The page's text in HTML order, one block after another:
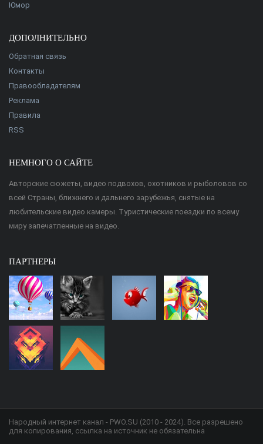
Юмор
ДОПОЛНИТЕЛЬНО
Обратная связь
Контакты
Правообладателям
Реклама
Правила
RSS
НЕМНОГО О САЙТЕ
Авторские сюжеты, видео подвохов, охотников и рыболовов со
всей Страны, ближнего и дальнего зарубежья, снятые на
любительские видео камеры. Туристические поездки по всему
миру запечатленные на видео.
ПАРТНЕРЫ
Народный интернет канал - PWO.SU (2010 - 2024). Все разрешено
для копирования, ссылка на источник не обязательна